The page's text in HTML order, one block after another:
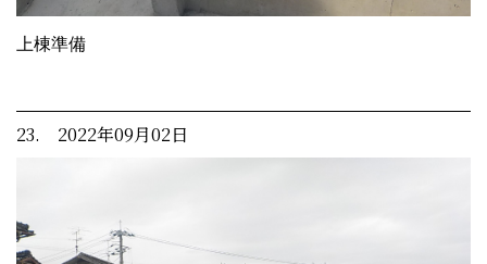
上棟準備
23. 2022年09月02日